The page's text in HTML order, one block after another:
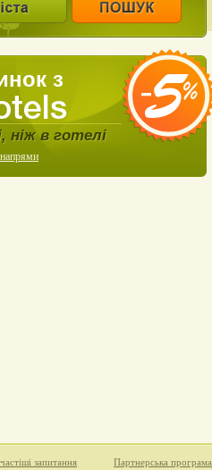
з
ніж в готелі
напрями
запитання Партнерська програма